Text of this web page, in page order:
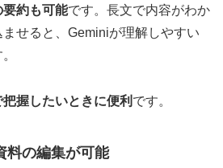
要約も可能です。長文で内容がわか
せると、Geminiが理解しやすい
握したいときに便利 です。
料の編集が可能